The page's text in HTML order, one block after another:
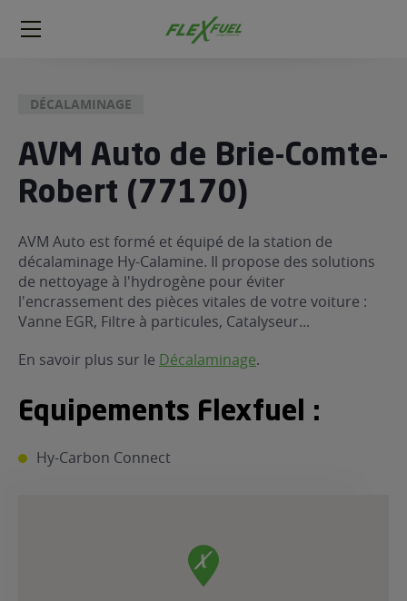
FlexFuel
Méga
?
du carburant avec
le Superéthanol
garagiste
DÉCALAMINAGE
AVM Auto de Brie-Comte-
Robert (77170)
AVM Auto est formé et équipé de la station de
décalaminage Hy-Calamine. Il propose des solutions
de nettoyage à l'hydrogène pour éviter
l'encrassement des pièces vitales de votre voiture :
Vanne EGR, Filtre à particules, Catalyseur...
En savoir plus sur le Décalaminage.
Equipements Flexfuel :
Hy-Carbon Connect